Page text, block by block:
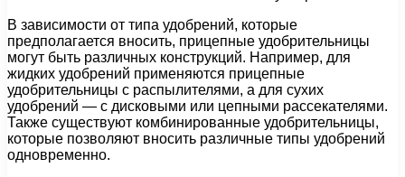
В зависимости от типа удобрений, которые
предполагается вносить, прицепные удобрительницы
могут быть различных конструкций. Например, для
жидких удобрений применяются прицепные
удобрительницы с распылителями, а для сухих
удобрений — с дисковыми или цепными рассекателями.
Также существуют комбинированные удобрительницы,
которые позволяют вносить различные типы удобрений
одновременно.